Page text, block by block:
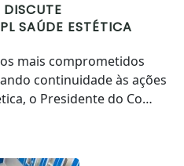
SAÚDE ESTÉTICA
mais comprometidos
continuidade às ações
o Presidente do Co…